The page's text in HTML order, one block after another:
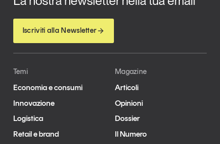
Iscriviti alla Newsletter
Temi
Economia e consumi
Innovazione
Logistica
Retail e brand
Magazine
Articoli
Opinioni
Dossier
Il Numero